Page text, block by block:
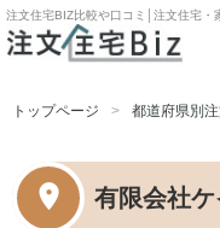
注文住宅BIZ比較や口コミ│注文住宅・家（
トップページ 都道府県別
有限会社